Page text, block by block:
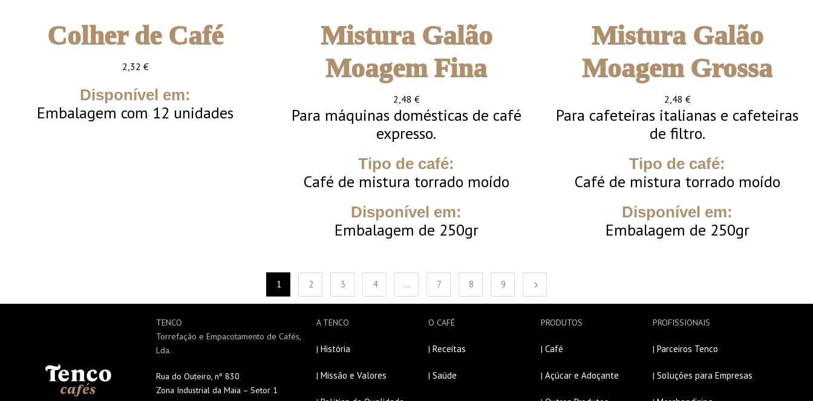
Colher de Café
2,32 €
Disponível em:
Embalagem com 12 unidades
Mistura Galão
Moagem Fina
2,48 €
Para máquinas domésticas de café
expresso.
Tipo de café:
Café de mistura torrado moído
Disponível em:
Embalagem de 250gr
Mistura Galão
Moagem Grossa
2,48 €
Para cafeteiras italianas e cafeteiras
de filtro.
Tipo de café:
Café de mistura torrado moído
Disponível em:
Embalagem de 250gr
1 2 3 4 … 7 8 9
TENCO
Torrefação e Empacotamento de Cafés,
Lda.
Rua do Outeiro, nº 830
Zona Industrial da Maia – Setor 1
A TENCO
|História
|Missão e Valores
O CAFÉ
|Receitas
|Saúde
PRODUTOS
| Café
| Açúcar e Adoçante
PROFISSIONAIS
|Parceiros Tenco
|Soluções para Empresas